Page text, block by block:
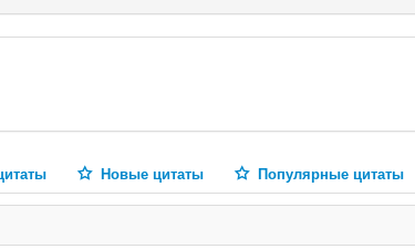
Новые цитаты Популярные цитаты